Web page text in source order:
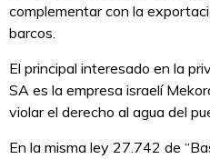
complementar con la
barcos.
El principal interesado en la
SA es la empresa israelí
violar el derecho al agua del
En la misma ley 27.742 de